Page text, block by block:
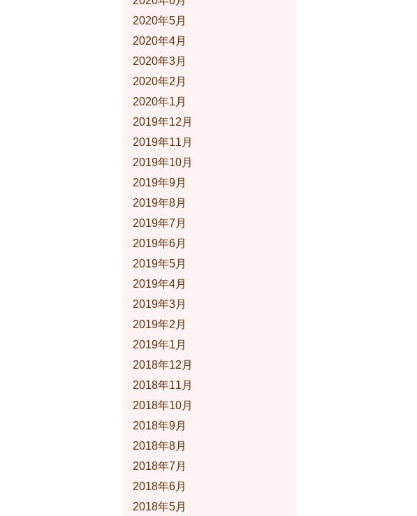
2020年5月
2020年4月
2020年3月
2020年2月
2020年1月
2019年12月
2019年11月
2019年10月
2019年9月
2019年8月
2019年7月
2019年6月
2019年5月
2019年4月
2019年3月
2019年2月
2019年1月
2018年12月
2018年11月
2018年10月
2018年9月
2018年8月
2018年7月
2018年6月
2018年5月